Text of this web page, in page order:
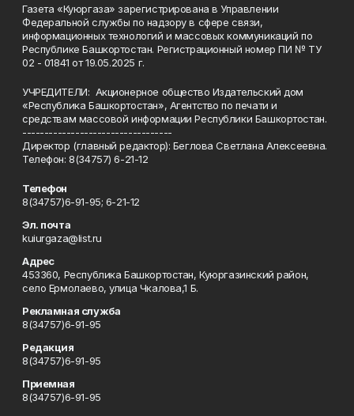
Газета «Куюргаза» зарегистрирована в Управлении
Федеральной службы по надзору в сфере связи,
информационных технологий и массовых коммуникаций по
Республике Башкортостан. Регистрационный номер ПИ № ТУ
02 - 01841 от 19.05.2025 г.
УЧРЕДИТЕЛИ: Акционерное общество Издательский дом
«Республика Башкортостан», Агентство по печати и
средствам массовой информации Республики Башкортостан.
----------------------------------
Директор (главный редактор): Беглова Светлана Алексеевна.
Телефон: 8(34757) 6-21-12
Телефон
8(34757)6-91-95; 6-21-12
Эл. почта
kuiurgaza@list.ru
Адрес
453360, Республика Башкортостан, Куюргазинский район,
село Ермолаево, улица Чкалова,1 Б.
Рекламная служба
8(34757)6-91-95
Редакция
8(34757)6-91-95
Приемная
8(34757)6-91-95